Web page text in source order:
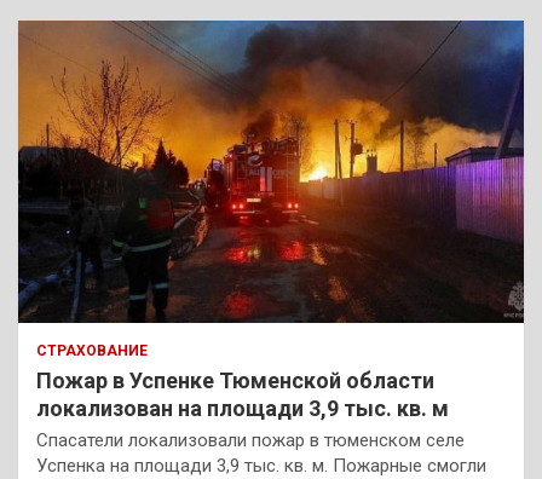
СТРАХОВАНИЕ
Пожар в Успенке Тюменской области
локализован на площади 3,9 тыс. кв. м
Спасатели локализовали пожар в тюменском селе
Успенка на площади 3,9 тыс. кв. м. Пожарные смогли